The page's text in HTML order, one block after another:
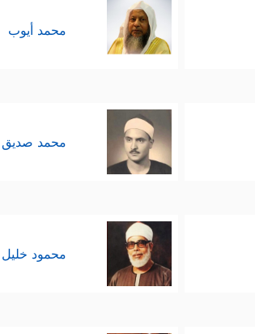
محمد أيوب
محمد صديق
محمود